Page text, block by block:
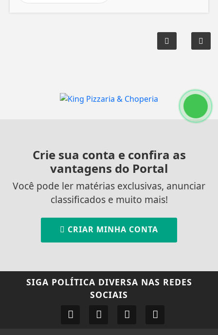
Crie sua conta e confira as
vantagens do Portal
Você pode ler matérias exclusivas, anunciar
classificados e muito mais!
CRIAR MINHA CONTA
SIGA POLÍTICA DIVERSA NAS REDES
SOCIAIS